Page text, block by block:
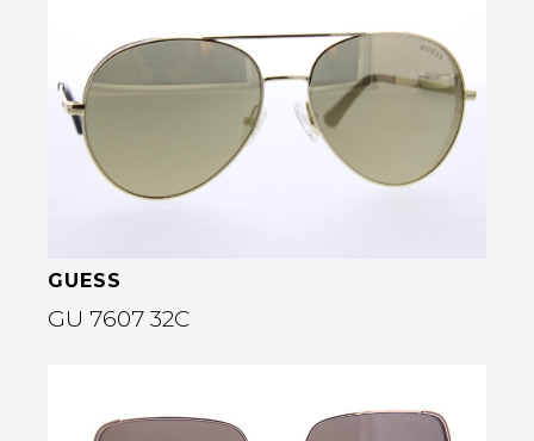
Bekijk deze bril
GUESS
GU 7607 32C
Bekijk deze bril